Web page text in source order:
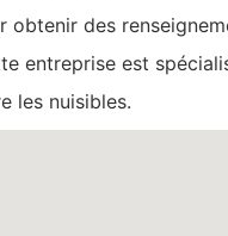
obtenir des
entreprise est
les nuisibles.